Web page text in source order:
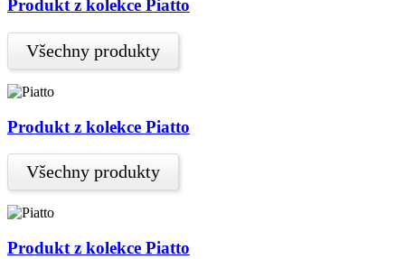
Produkt z kolekce Piatto
Všechny produkty
Produkt z kolekce Piatto
Všechny produkty
Produkt z kolekce Piatto